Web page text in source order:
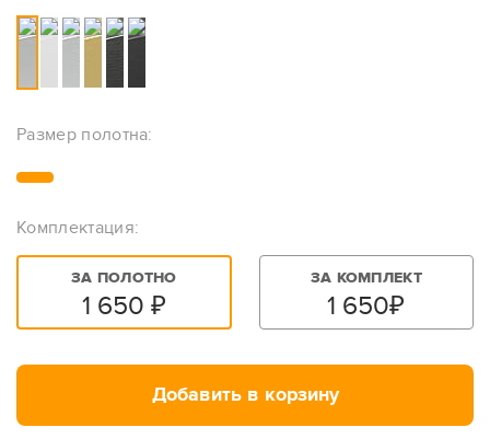
Размер полотна:
Комплектация:
ЗА ПОЛОТНО
1 650 ₽
ЗА КОМПЛЕКТ
1 650₽
Добавить в корзину